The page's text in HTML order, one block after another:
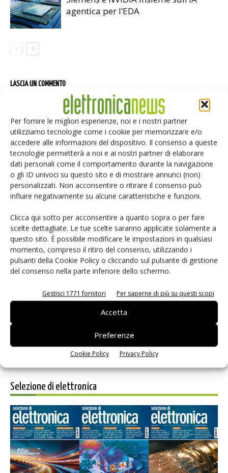
Per fornire le migliori esperienze, noi e i nostri partner
utilizziamo tecnologie come i cookie per memorizzare e/o
accedere alle informazioni del dispositivo. Il consenso a queste
tecnologie permetterà a noi e ai nostri partner di elaborare
dati personali come il comportamento durante la navigazione
o gli ID univoci su questo sito e di mostrare annunci (non)
personalizzati. Non acconsentire o ritirare il consenso può
influire negativamente su alcune caratteristiche e funzioni.
Clicca qui sotto per acconsentire a quanto sopra o per fare
scelte dettagliate. Le tue scelte saranno applicate solamente a
questo sito. È possibile modificare le impostazioni in qualsiasi
momento, compreso il ritiro del consenso, utilizzando i
pulsanti della Cookie Policy o cliccando sul pulsante di gestione
del consenso nella parte inferiore dello schermo.
Gestisci 1771 fornitori Per saperne di più su questi scopi
Accetta
Preferenze
Cookie Policy Privacy Policy
agentica per l’EDA
LASCIA UN COMMENTO
prossimi commenti.
Selezione di elettronica